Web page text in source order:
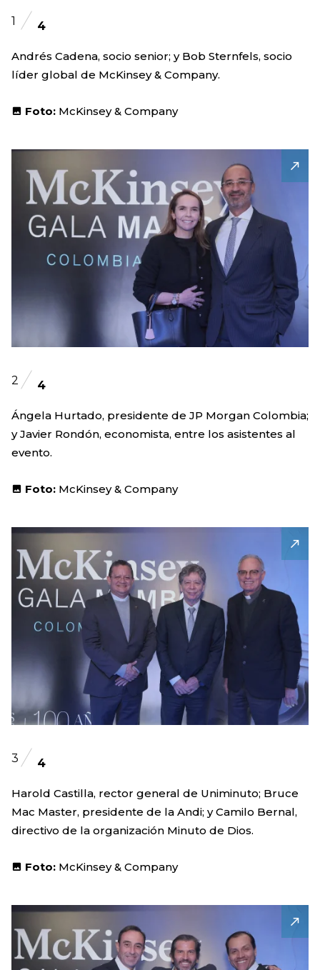
1 4
Andrés Cadena, socio senior; y Bob Sternfels, socio
líder global de McKinsey & Company.
Foto: McKinsey & Company
2 4
Ángela Hurtado, presidente de JP Morgan Colombia;
y Javier Rondón, economista, entre los asistentes al
evento.
Foto: McKinsey & Company
3 4
Harold Castilla, rector general de Uniminuto; Bruce
Mac Master, presidente de la Andi; y Camilo Bernal,
directivo de la organización Minuto de Dios.
Foto: McKinsey & Company